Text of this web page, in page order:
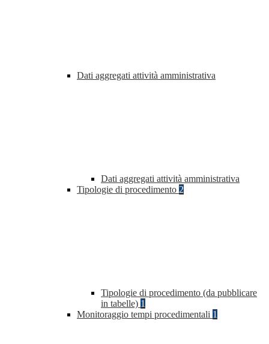
Dati aggregati attività amministrativa
Dati aggregati attività amministrativa
Tipologie di procedimento 2
Tipologie di procedimento (da pubblicare
in tabelle) 1
Monitoraggio tempi procedimentali 1